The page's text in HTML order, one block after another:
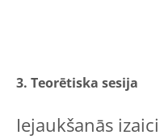
3. Teorētiska sesija
Iejaukšanās